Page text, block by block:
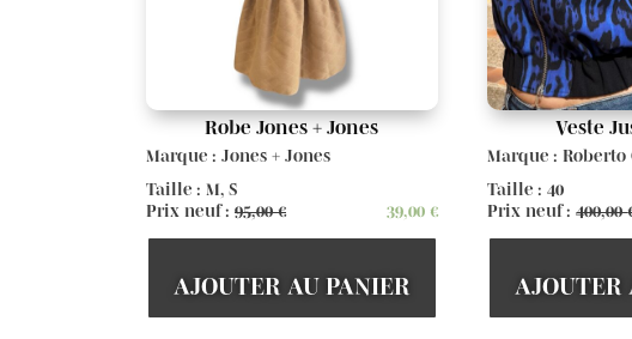
Robe Jones + Jones
Marque : Jones + Jones
Taille : M, S
Prix neuf : 95,00€ 39,00 €
AJOUTER AU PANIER
Veste
Marque : Roberto
Taille : 40
Prix neuf :400,00
AJOUTER